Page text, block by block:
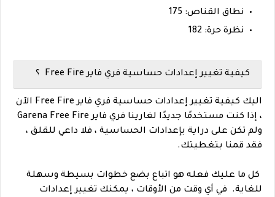
نطاق القناص: 175
نظرة حرة: 182
كيفية تغيير إعدادات حساسية فري فاير Free Fire ؟
اليك
كيفية تغيير إعدادات حساسية فري فاير Free Fire الآن
، إذا كنت مستخدمًا جديدًا لغارينا فري فاير Garena Free Fire
ولم تكن على دراية بإعدادات الحساسية ، فلا داعي للقلق ،
فقد قمنا بتغطيتك.
كل ما عليك فعله هو اتباع بضع خطوات بسيطة وسهلة
للغاية.
في أي وقت من الأوقات ، يمكنك تغيير إعدادات